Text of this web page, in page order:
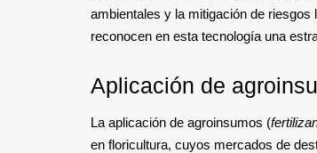
ambientales y la mitigación de
reconocen en esta tecnología una
Aplicación de
La aplicación de agroinsumos (
en floricultura, cuyos mercados de